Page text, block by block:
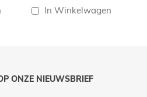
In Winkelwagen
ONZE NIEUWSBRIEF